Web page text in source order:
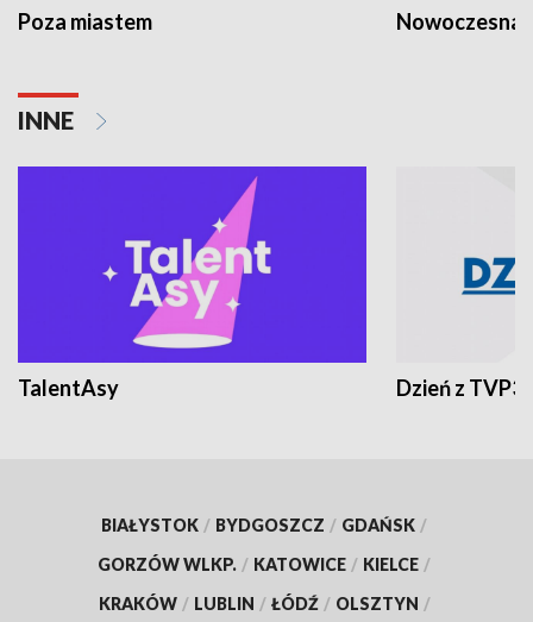
Poza miastem Nowoczesna
INNE
TalentAsy Dzień z TVP3
BIAŁYSTOK / BYDGOSZCZ / GDAŃSK /
GORZÓW WLKP. / KATOWICE / KIELCE /
KRAKÓW / LUBLIN / ŁÓDŹ / OLSZTYN /